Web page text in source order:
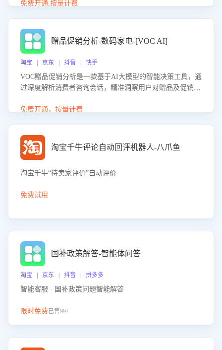
应延迟、竞品价格冲击等。系统自动输出可落地的挽回策
免费开通,按量计费
赠品促销分析-数码家电-[VOC AI]
淘宝 | 京东 | 抖音 | 快手
VOC赠品促销分析是一款基于AI大模型的智能决策工具，通
过深度解析消费者咨询会话，精准洞察用户对赠品及促销政
销诉求，帮助企业制定个性化赠品组合策略，优化资源投放
免费开通，按量计费
淘宝千牛评论自动回评机器人-八爪鱼
淘宝千牛“待卖家评价”自动评价
免费试用
国补政策解答-智能体问答
淘宝 | 京东 | 抖音 | 拼多多
智能客服 · 国补政策问题智能解答
限时免费已售99+